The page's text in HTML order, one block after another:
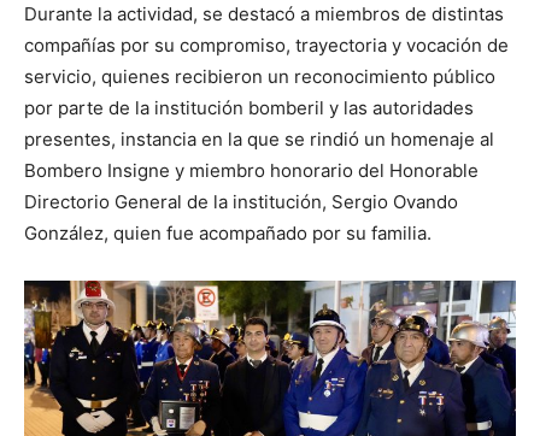
Durante la actividad, se destacó a miembros de distintas
compañías por su compromiso, trayectoria y vocación de
servicio, quienes recibieron un reconocimiento público
por parte de la institución bomberil y las autoridades
presentes, instancia en la que se rindió un homenaje al
Bombero Insigne y miembro honorario del Honorable
Directorio General de la institución, Sergio Ovando
González, quien fue acompañado por su familia.